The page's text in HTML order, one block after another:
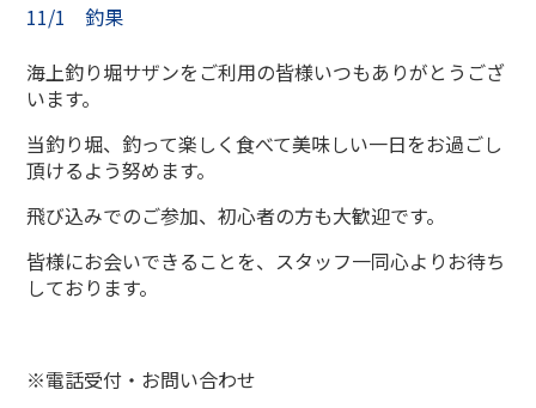
11/1 釣果
海上釣り堀サザンをご利用の皆様いつもありがとうござ
います。
当釣り堀、釣って楽しく食べて美味しい一日をお過ごし
頂けるよう努めます。
飛び込みでのご参加、初心者の方も大歓迎です。
皆様にお会いできることを、スタッフ一同心よりお待ち
しております。
※電話受付・お問い合わせ